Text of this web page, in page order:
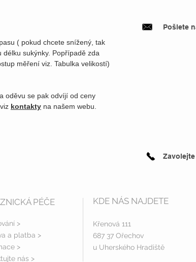
( pokud chcete snížený, tak
sukýnky. Popřípadě zda
měření viz. Tabulka velikostí)
oděvu se pak odvíjí od ceny
kontakty na našem webu.
Pošlete
PÉČE
>
a platba >
>
nás >
KDE NÁS NAJDETE
Křenová 111
687 37 Ořechov
u Uherského Hradiště